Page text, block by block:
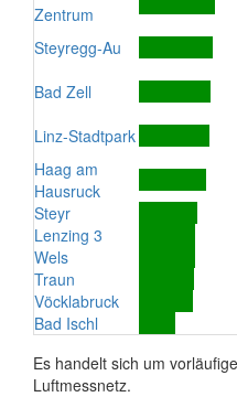
Zentrum
Steyregg-Au
Bad Zell
Linz-Stadtpark
Haag am
Hausruck
Steyr
Lenzing 3
Wels
Traun
Vöcklabruck
Bad Ischl
Es handelt sich um
Luftmessnetz.